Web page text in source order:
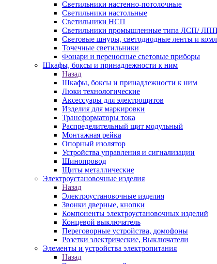
Светильники настенно-потолочные
Светильники настольные
Светильники НСП
Светильники промышленные типа ЛСП/
Световые шнуры, светодиодные ленты и
Точечные светильники
Фонари и переносные световые приборы
Шкафы, боксы и принадлежности к ним
Назад
Шкафы, боксы и принадлежности к ним
Люки технологические
Аксессуары для электрощитов
Изделия для маркировки
Трансформаторы тока
Распределительный щит модульный
Монтажная рейка
Опорный изолятор
Устройства управления и сигнализации
Шинопровод
Щиты металлические
Электроустановочные изделия
Назад
Электроустановочные изделия
Звонки дверные, кнопки
Компоненты электроустановочных изделий
Концевой выключатель
Переговорные устройства, домофоны
Розетки электрические, Выключатели
Элементы и устройства электропитания
Назад